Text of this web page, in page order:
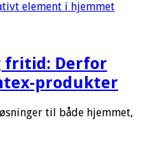
element i hjemmet
fritid: Derfor
produkter
til både hjemmet,